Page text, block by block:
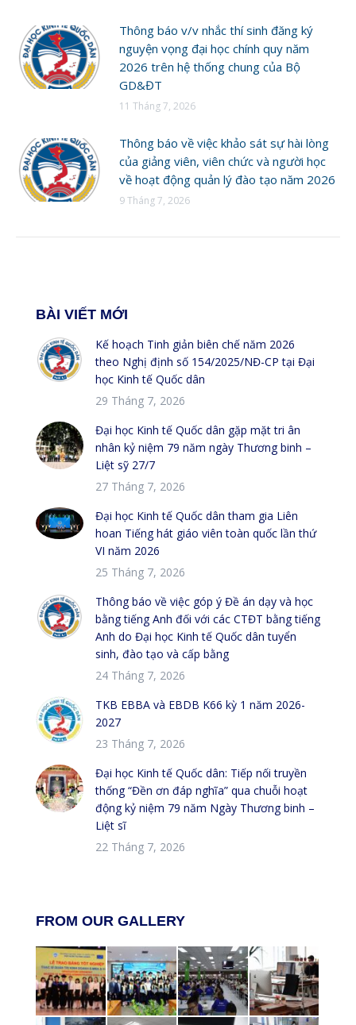
Thông báo v/v nhắc thí sinh đăng ký
nguyện vọng đại học chính quy năm
2026 trên hệ thống chung của Bộ
GD&ĐT
11 Tháng 7, 2026
Thông báo về việc khảo sát sự hài lòng
của giảng viên, viên chức và người học
về hoạt động quản lý đào tạo năm 2026
9 Tháng 7, 2026
BÀI VIẾT MỚI
Kế hoạch Tinh giản biên chế năm 2026
theo Nghị định số 154/2025/NĐ-CP tại Đại
học Kinh tế Quốc dân
29 Tháng 7, 2026
Đại học Kinh tế Quốc dân gặp mặt tri ân
nhân kỷ niệm 79 năm ngày Thương binh –
Liệt sỹ 27/7
27 Tháng 7, 2026
Đại học Kinh tế Quốc dân tham gia Liên
hoan Tiếng hát giáo viên toàn quốc lần thứ
VI năm 2026
25 Tháng 7, 2026
Thông báo về việc góp ý Đề án dạy và học
bằng tiếng Anh đối với các CTĐT bằng tiếng
Anh do Đại học Kinh tế Quốc dân tuyển
sinh, đào tạo và cấp bằng
24 Tháng 7, 2026
TKB EBBA và EBDB K66 kỳ 1 năm 2026-
2027
23 Tháng 7, 2026
Đại học Kinh tế Quốc dân: Tiếp nối truyền
thống “Đền ơn đáp nghĩa” qua chuỗi hoạt
động kỷ niệm 79 năm Ngày Thương binh –
Liệt sĩ
22 Tháng 7, 2026
FROM OUR GALLERY